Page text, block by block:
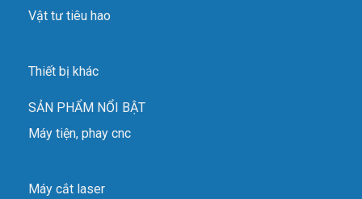
Vật tư tiêu hao
Thiết bị khác
SẢN PHẨM NỔI BẬT
Máy tiện, phay cnc
Máy cắt laser